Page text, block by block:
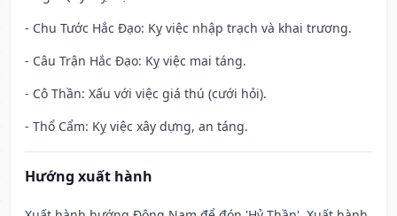
- Chu Tước Hắc Đạo: Kỵ việc nhập trạch và khai trương.
- Câu Trận Hắc Đạo: Kỵ việc mai táng.
- Cô Thần: Xấu với việc giá thú (cưới hỏi).
- Thổ Cẩm: Kỵ việc xây dựng, an táng.
Hướng xuất hành